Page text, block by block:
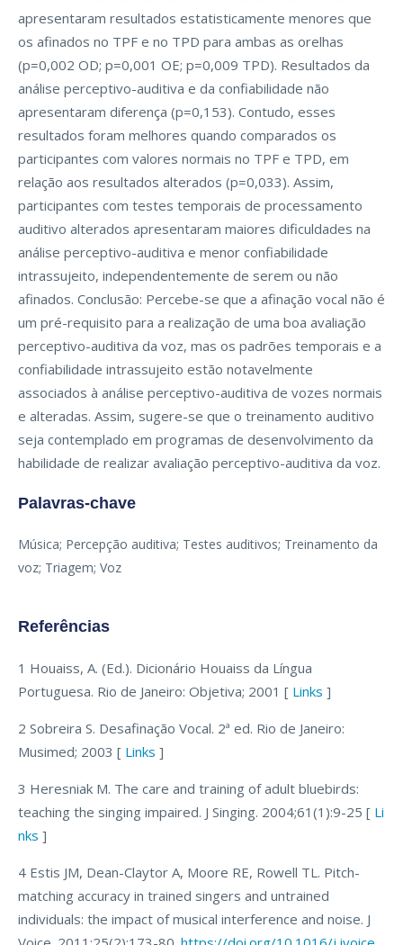
apresentaram resultados estatisticamente menores que
os afinados no TPF e no TPD para ambas as orelhas
(p=0,002 OD; p=0,001 OE; p=0,009 TPD). Resultados da
análise perceptivo-auditiva e da confiabilidade não
apresentaram diferença (p=0,153). Contudo, esses
resultados foram melhores quando comparados os
participantes com valores normais no TPF e TPD, em
relação aos resultados alterados (p=0,033). Assim,
participantes com testes temporais de processamento
auditivo alterados apresentaram maiores dificuldades na
análise perceptivo-auditiva e menor confiabilidade
intrassujeito, independentemente de serem ou não
afinados. Conclusão: Percebe-se que a afinação vocal não é
um pré-requisito para a realização de uma boa avaliação
perceptivo-auditiva da voz, mas os padrões temporais e a
confiabilidade intrassujeito estão notavelmente
associados à análise perceptivo-auditiva de vozes normais
e alteradas. Assim, sugere-se que o treinamento auditivo
seja contemplado em programas de desenvolvimento da
habilidade de realizar avaliação perceptivo-auditiva da voz.
Palavras-chave
Música; Percepção auditiva; Testes auditivos; Treinamento da
voz; Triagem; Voz
Referências
1 Houaiss, A. (Ed.). Dicionário Houaiss da Língua
Portuguesa. Rio de Janeiro: Objetiva; 2001 [ Links ]
2 Sobreira S. Desafinação Vocal. 2ª ed. Rio de Janeiro:
Musimed; 2003 [ Links ]
3 Heresniak M. The care and training of adult bluebirds:
teaching the singing impaired. J Singing. 2004;61(1):9-25 [ Li
nks ]
4 Estis JM, Dean-Claytor A, Moore RE, Rowell TL. Pitch-
matching accuracy in trained singers and untrained
individuals: the impact of musical interference and noise. J